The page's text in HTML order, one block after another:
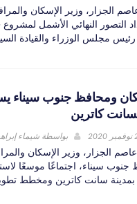
عاصم الجزار، وزير الإسكان
التصور النهائي الأشمل
مجلس الوزراء والقيادة
ومحافظ جنوب سيناء
كاترين
بواسطة شيماء
الجزار، وزير الإسكان
جنوب سيناء، اجتماعًا موسعًا
بمدينة سانت كاترين ومخطط